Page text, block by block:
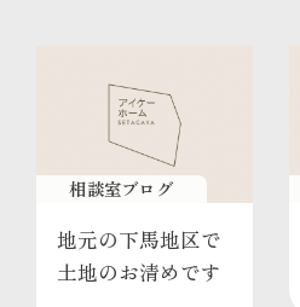
相談室ブログ
地元の下馬地区で
土地のお清めです